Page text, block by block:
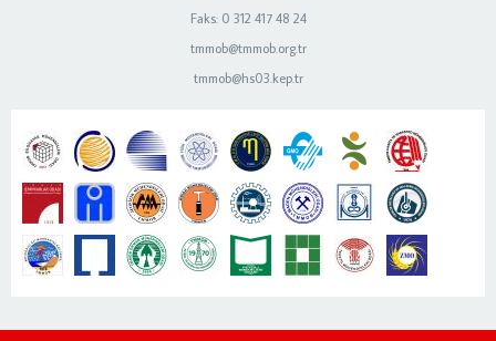
Faks: 0 312 417 48 24
tmmob@tmmob.org.tr
tmmob@hs03.kep.tr